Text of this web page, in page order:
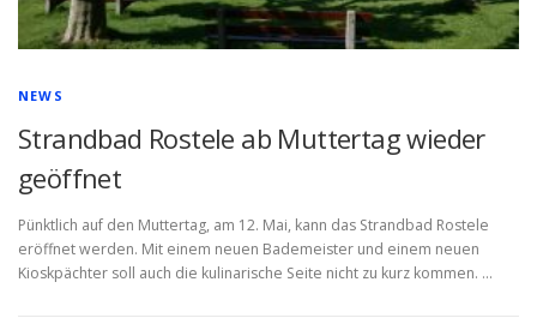
NEWS
Strandbad Rostele ab Muttertag wieder
geöffnet
Pünktlich auf den Muttertag, am 12. Mai, kann das Strandbad Rostele
eröffnet werden. Mit einem neuen Bademeister und einem neuen
Kioskpächter soll auch die kulinarische Seite nicht zu kurz kommen. …